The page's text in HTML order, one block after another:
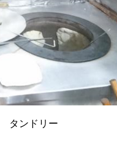
タンドリー